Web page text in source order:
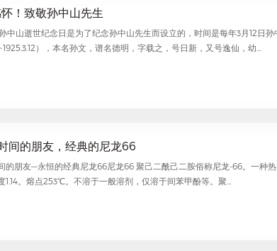
！致敬孙中山先生
中山逝世纪念日是为了纪念孙中山先生而设立的，时间是每年3月12日孙
），本名孙文，谱名德明，字载之，号日新，又号逸仙，幼…
间的朋友，经典的尼龙66
的朋友—永恒的经典尼龙66尼龙66 聚己二酰己二胺俗称尼龙-66。一种
1.14。熔点253℃。不溶于一般溶剂，仅溶于间苯甲酚等。聚…